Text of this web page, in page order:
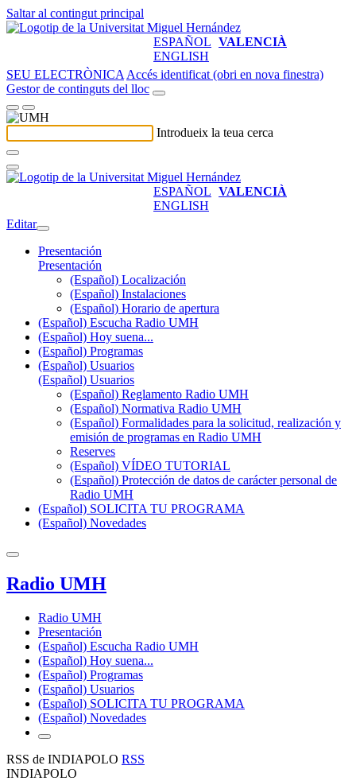
Saltar al contingut principal
ESPAÑOL VALENCIÀ
ENGLISH
SEU ELECTRÒNICA Accés identificat (obri en nova finestra)
Gestor de continguts del lloc
Introdueix la teua cerca
ESPAÑOL VALENCIÀ
ENGLISH
Editar
Presentación
Presentación
(Español) Localización
(Español) Instalaciones
(Español) Horario de apertura
(Español) Escucha Radio UMH
(Español) Hoy suena...
(Español) Programas
(Español) Usuarios
(Español) Usuarios
(Español) Reglamento Radio UMH
(Español) Normativa Radio UMH
(Español) Formalidades para la solicitud, realización y
emisión de programas en Radio UMH
Reserves
(Español) VÍDEO TUTORIAL
(Español) Protección de datos de carácter personal de
Radio UMH
(Español) SOLICITA TU PROGRAMA
(Español) Novedades
Radio UMH
Radio UMH
Presentación
(Español) Escucha Radio UMH
(Español) Hoy suena...
(Español) Programas
(Español) Usuarios
(Español) SOLICITA TU PROGRAMA
(Español) Novedades
RSS de INDIAPOLO RSS
INDIAPOLO